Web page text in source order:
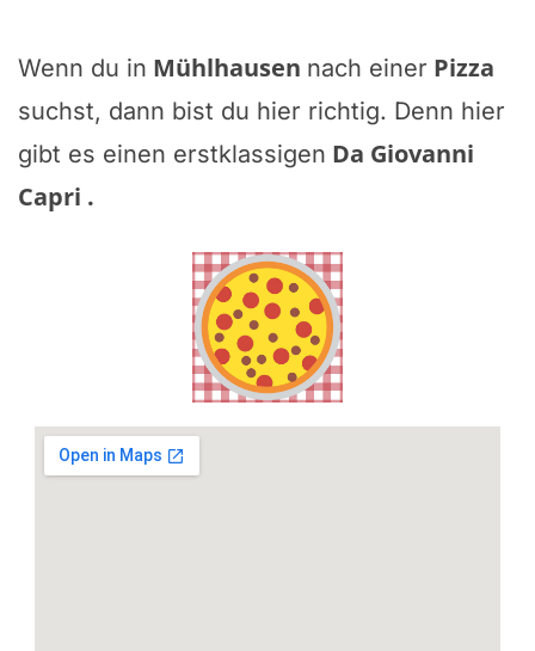
Wenn du in Mühlhausen nach einer Pizza
suchst, dann bist du hier richtig. Denn hier
gibt es einen erstklassigen Da Giovanni
Capri .